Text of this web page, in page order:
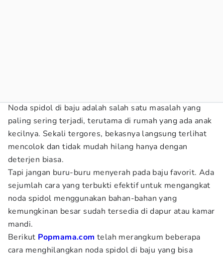
Noda spidol di baju adalah salah satu masalah yang
paling sering terjadi, terutama di rumah yang ada anak
kecilnya. Sekali tergores, bekasnya langsung terlihat
mencolok dan tidak mudah hilang hanya dengan
deterjen biasa.
Tapi jangan buru-buru menyerah pada baju favorit. Ada
sejumlah cara yang terbukti efektif untuk mengangkat
noda spidol menggunakan bahan-bahan yang
kemungkinan besar sudah tersedia di dapur atau kamar
mandi.
Berikut Popmama.com telah merangkum beberapa
cara menghilangkan noda spidol di baju yang bisa